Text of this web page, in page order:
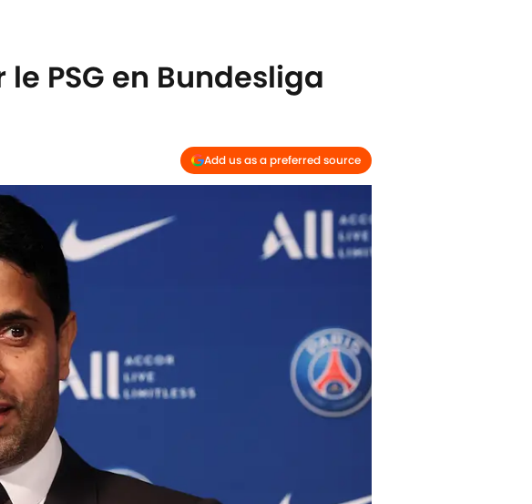
PSG en Bundesliga
Add us as a preferred source